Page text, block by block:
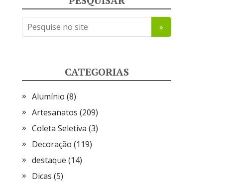
CATEGORIAS
Alumínio (8)
Artesanatos (209)
Coleta Seletiva (3)
Decoração (119)
destaque (14)
Dicas (5)